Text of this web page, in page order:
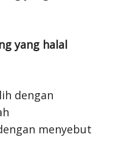
yang halal
dengan
menyebut